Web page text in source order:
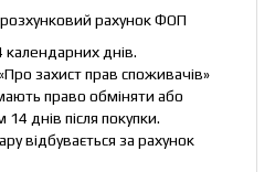
рахунок ФОП
календарних днів.
захист прав споживачів»
право обміняти або
днів після покупки.
відбувається за рахунок